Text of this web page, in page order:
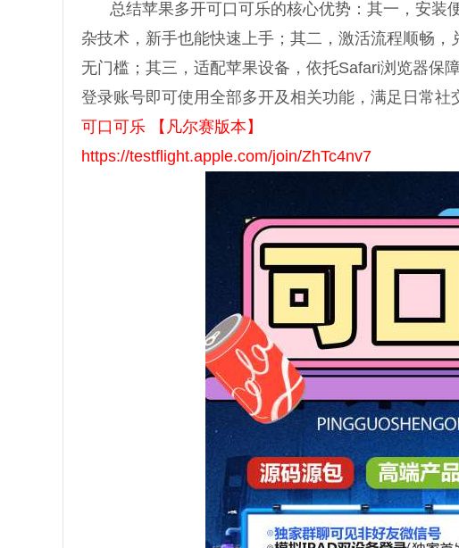
总结苹果多开可口可乐的核心优势：其一，安装
杂技术，新手也能快速上手；其二，激活流程顺畅
无门槛；其三，适配苹果设备，依托Safari浏览器保
登录账号即可使用全部多开及相关功能，满足日常社
可口可乐 【凡尔赛版本】
https://testflight.apple.com/join/ZhTc4nv7